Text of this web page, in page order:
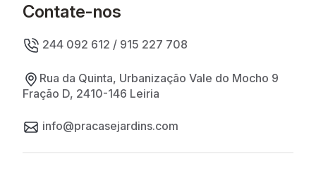
Contate-nos
244 092 612 / 915 227 708
Rua da Quinta, Urbanização Vale do Mocho 9
Fração D, 2410-146 Leiria
info@pracasejardins.com